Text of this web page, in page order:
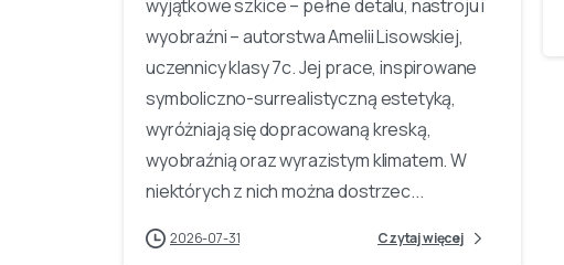
wyjątkowe szkice – pełne detalu, nastroju i
wyobraźni – autorstwa Amelii Lisowskiej,
uczennicy klasy 7c. Jej prace, inspirowane
symboliczno-surrealistyczną estetyką,
wyróżniają się dopracowaną kreską,
wyobraźnią oraz wyrazistym klimatem. W
niektórych z nich można dostrzec...
2026-07-31 Czytaj więcej